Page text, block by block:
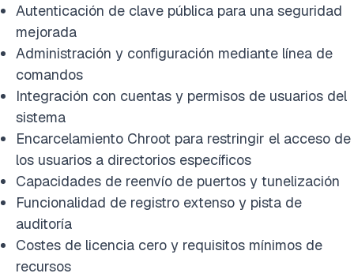
Autenticación de clave pública para una seguridad
mejorada
Administración y configuración mediante línea de
comandos
Integración con cuentas y permisos de usuarios del
sistema
Encarcelamiento Chroot para restringir el acceso de
los usuarios a directorios específicos
Capacidades de reenvío de puertos y tunelización
Funcionalidad de registro extenso y pista de
auditoría
Costes de licencia cero y requisitos mínimos de
recursos